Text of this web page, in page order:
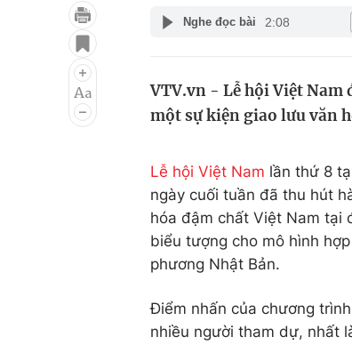
Điện ảnh
Âm nhạc
Làm đẹp
Nghe đọc bài 2:08
VTV.vn - Lễ hội Việt Nam
một sự kiện giao lưu văn
Lễ hội Việt Nam lần thứ 8
ngày cuối tuần đã thu hút
hóa đậm chất Việt Nam tại
biểu tượng cho mô hình
phương Nhật Bản.
Điểm nhấn của chương
nhiều người tham dự, nhất